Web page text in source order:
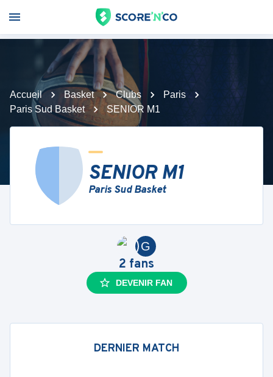
Accueil Basket Clubs
Paris
Paris Sud Basket
SENIOR M1
SENIOR M1
Paris Sud Basket
G
2 fans
DEVENIR FAN
DERNIER MATCH